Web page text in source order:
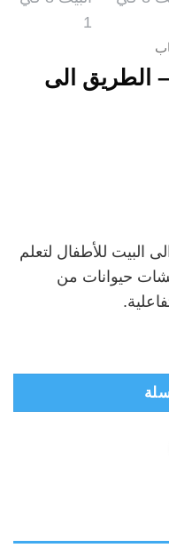
الطريق الى
البيت للأطفال لتعلم
حيوانات من